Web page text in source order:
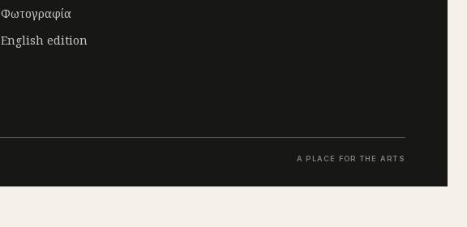
Φωτογραφία
English edition
A PLACE FOR THE ARTS